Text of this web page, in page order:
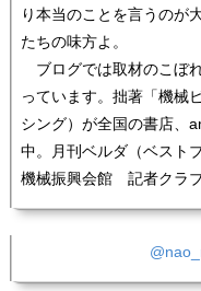
り本当のことを言うのが
たちの味方よ。
ブログでは取材のこぼ
っています。拙著「機械
シング）が全国の書店、
中。月刊ベルダ（ベスト
機械振興会館 記者クラ